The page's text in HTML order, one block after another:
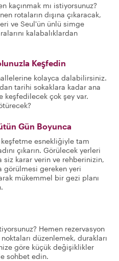
kaçınmak mı istiyorsunuz?
rotaların dışına çıkaracak,
ve Seul'ün ünlü simge
kalabalıklardan
Keşfedin
kolayca dalabilirsiniz.
tarihi sokaklara kadar ana
keşfedilecek çok şey var.
Gün Boyunca
keşfetme esnekliğiyle tam
çıkarın. Görülecek yerleri
siz karar verin ve rehberinizin,
görülmesi gereken yeri
mükemmel bir gezi planı
Hemen rezervasyon
düzenlemek, durakları
göre küçük değişiklikler
sohbet edin.